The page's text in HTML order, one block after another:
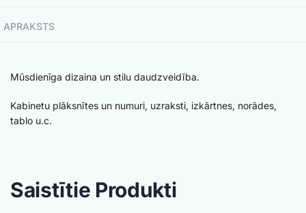
APRAKSTS
Mūsdienīga dizaina un stilu daudzveidība.
Kabinetu plāksnītes un numuri, uzraksti, izkārtnes, norādes,
tablo u.c.
Saistītie Produkti